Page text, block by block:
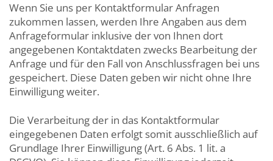
Wenn Sie uns per Kontaktformular Anfragen
zukommen lassen, werden Ihre Angaben aus dem
Anfrageformular inklusive der von Ihnen dort
angegebenen Kontaktdaten zwecks Bearbeitung der
Anfrage und für den Fall von Anschlussfragen bei uns
gespeichert. Diese Daten geben wir nicht ohne Ihre
Einwilligung weiter.
Die Verarbeitung der in das Kontaktformular
eingegebenen Daten erfolgt somit ausschließlich auf
Grundlage Ihrer Einwilligung (Art. 6 Abs. 1 lit. a